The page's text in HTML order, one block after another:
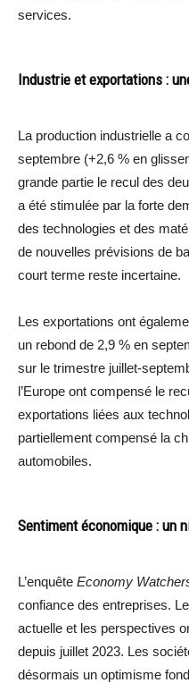
services.
Industrie et exportations :
La production industrielle a
septembre (+2,6 % en
grande partie le recul des
a été stimulée par la forte
des technologies et des
de nouvelles prévisions de
court terme reste incertaine.
Les exportations ont
un rebond de 2,9 % en
sur le trimestre juillet-
l’Europe ont compensé le
exportations liées aux
partiellement compensé la
automobiles.
Sentiment économique : un
L’enquête Economy
confiance des entreprises.
actuelle et les perspectives
depuis juillet 2023. Les
désormais un optimisme